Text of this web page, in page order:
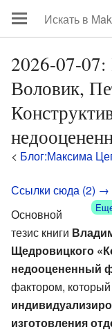
2026-07-
Воловик,
< Блог:Максима
Ссылки сюда (2) →
Основной
тезис книги
Щедровицкого
недооцененный
фактором, который
изготовления